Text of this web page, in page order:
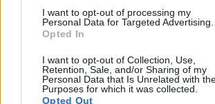
I want to opt-out of processing my
Personal Data for Targeted Advertising.
Opted In
I want to opt-out of Collection, Use,
Retention, Sale, and/or Sharing of my
Personal Data that Is Unrelated with
Purposes for which it was collected.
Opted Out
χρηστικά στοιχεία και φινίρισμα
παρέχει ιδιότητες διαχείρισης της
περισσότερο τα αγαπημένα μας
καλοκαίρι και να αισθανόμαστε άνετα